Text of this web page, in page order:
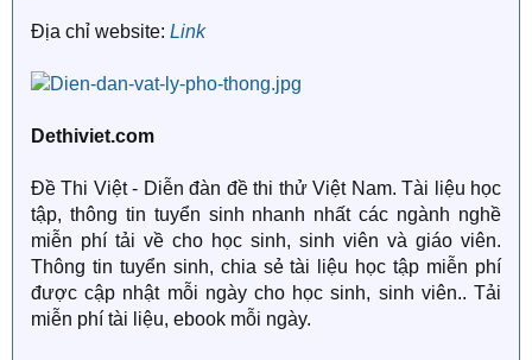
Địa chỉ website: Link
Dethiviet.com
Đề Thi Việt - Diễn đàn đề thi thử Việt Nam. Tài liệu học
tập, thông tin tuyển sinh nhanh nhất các ngành nghề
miễn phí tải về cho học sinh, sinh viên và giáo viên.
Thông tin tuyển sinh, chia sẻ tài liệu học tập miễn phí
được cập nhật mỗi ngày cho học sinh, sinh viên.. Tải
miễn phí tài liệu, ebook mỗi ngày.